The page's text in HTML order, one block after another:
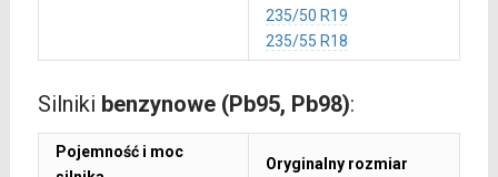
235/50 R19
235/55 R18
Silniki benzynowe (Pb95, Pb98):
Pojemność i moc
Oryginalny rozmiar